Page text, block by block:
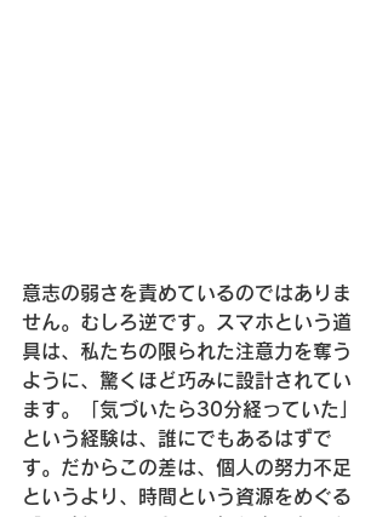
意志の弱さを責めているのではありま
せん。むしろ逆です。スマホという道
具は、私たちの限られた注意力を奪う
ように、驚くほど巧みに設計されてい
ます。「気づいたら30分経っていた」
という経験は、誰にでもあるはずで
す。だからこの差は、個人の努力不足
というより、時間という資源をめぐる